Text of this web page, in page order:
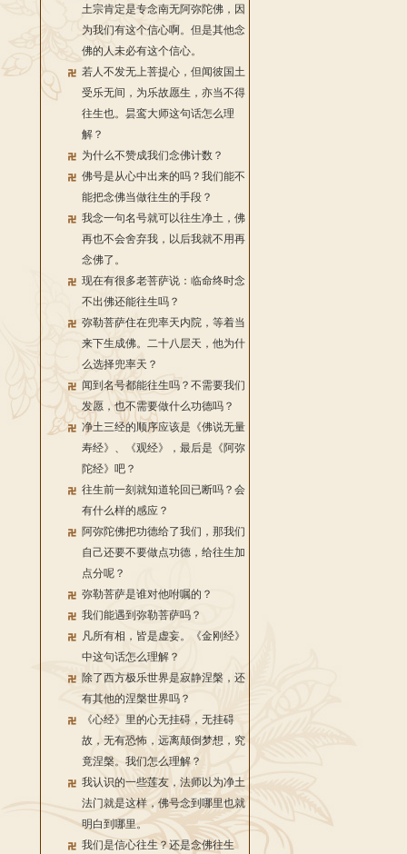
土宗肯定是专念南无阿弥陀佛，因
为我们有这个信心啊。但是其他念
佛的人未必有这个信心。
若人不发无上菩提心，但闻彼国土
受乐无间，为乐故愿生，亦当不得
往生也。昙鸾大师这句话怎么理
解？
为什么不赞成我们念佛计数？
佛号是从心中出来的吗？我们能不
能把念佛当做往生的手段？
我念一句名号就可以往生净土，佛
再也不会舍弃我，以后我就不用再
念佛了。
现在有很多老菩萨说：临命终时念
不出佛还能往生吗？
弥勒菩萨住在兜率天内院，等着当
来下生成佛。二十八层天，他为什
么选择兜率天？
闻到名号都能往生吗？不需要我们
发愿，也不需要做什么功德吗？
净土三经的顺序应该是《佛说无量
寿经》、《观经》，最后是《阿弥
陀经》吧？
往生前一刻就知道轮回已断吗？会
有什么样的感应？
阿弥陀佛把功德给了我们，那我们
自己还要不要做点功德，给往生加
点分呢？
弥勒菩萨是谁对他咐嘱的？
我们能遇到弥勒菩萨吗？
凡所有相，皆是虚妄。《金刚经》
中这句话怎么理解？
除了西方极乐世界是寂静涅槃，还
有其他的涅槃世界吗？
《心经》里的心无挂碍，无挂碍
故，无有恐怖，远离颠倒梦想，究
竟涅槃。我们怎么理解？
我认识的一些莲友，法师以为净土
法门就是这样，佛号念到哪里也就
明白到哪里。
我们是信心往生？还是念佛往生